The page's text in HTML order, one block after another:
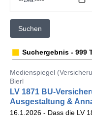
Suchen
Suchergebnis - 999
Medienspiegel
Bierl
LV 1871 BU-
Ausgestaltung &
16.1.2026 - Dass die LV